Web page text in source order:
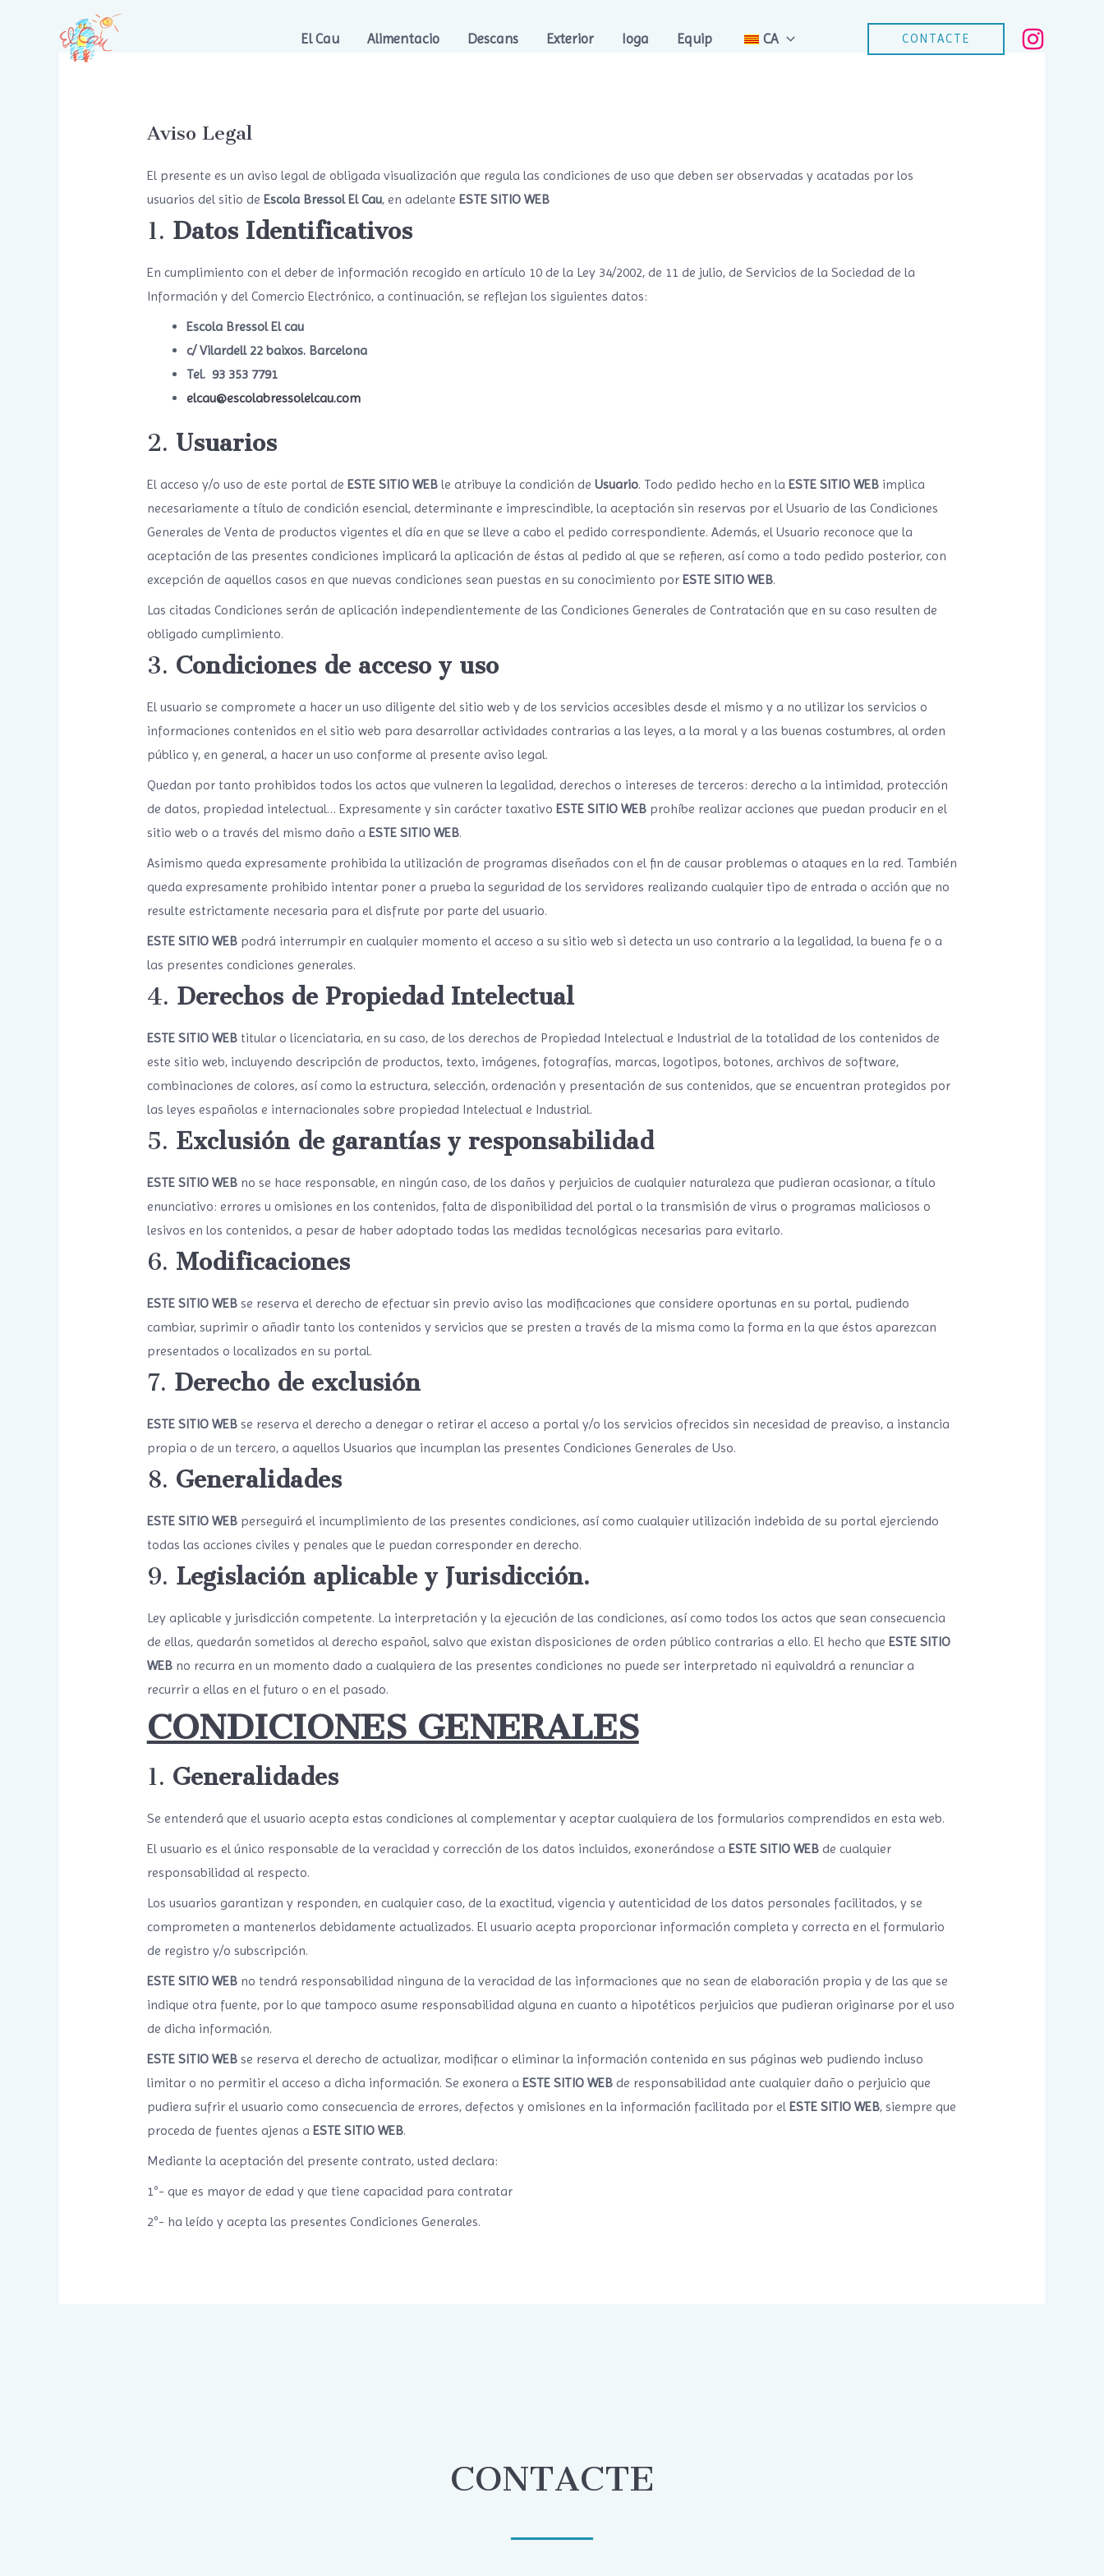
El Cau Alimentacio Descans Exterior Ioga Equip CA CONTACTE
Aviso Legal
El presente es un aviso legal de obligada visualización que regula las condiciones de uso que deben ser observadas y acatadas por los
usuarios del sitio de Escola Bressol El Cau, en adelante ESTE SITIO WEB
1. Datos Identificativos
En cumplimiento con el deber de información recogido en artículo 10 de la Ley 34/2002, de 11 de julio, de Servicios de la Sociedad de la
Información y del Comercio Electrónico, a continuación, se reflejan los siguientes datos:
Escola Bressol El cau
c/ Vilardell 22 baixos. Barcelona
Tel. 93 353 7791
elcau@escolabressolelcau.com
2. Usuarios
El acceso y/o uso de este portal de ESTE SITIO WEBle atribuye la condición de Usuario. Todo pedido hecho en la ESTE SITIO WEBimplica
necesariamente a título de condición esencial, determinante e imprescindible, la aceptación sin reservas por el Usuario de las Condiciones
Generales de Venta de productos vigentes el día en que se lleve a cabo el pedido correspondiente. Además, el Usuario reconoce que la
aceptación de las presentes condiciones implicará la aplicación de éstas al pedido al que se refieren, así como a todo pedido posterior, con
excepción de aquellos casos en que nuevas condiciones sean puestas en su conocimiento por ESTE SITIO WEB.
Las citadas Condiciones serán de aplicación independientemente de las Condiciones Generales de Contratación que en su caso resulten de
obligado cumplimiento.
3. Condiciones de acceso y uso
El usuario se compromete a hacer un uso diligente del sitio web y de los servicios accesibles desde el mismo y a no utilizar los servicios o
informaciones contenidos en el sitio web para desarrollar actividades contrarias a las leyes, a la moral y a las buenas costumbres, al orden
público y, en general, a hacer un uso conforme al presente aviso legal.
Quedan por tanto prohibidos todos los actos que vulneren la legalidad, derechos o intereses de terceros: derecho a la intimidad, protección
de datos, propiedad intelectual… Expresamente y sin carácter taxativo ESTE SITIO WEBprohíbe realizar acciones que puedan producir en el
sitio web o a través del mismo daño a ESTE SITIO WEB.
Asimismo queda expresamente prohibida la utilización de programas diseñados con el fin de causar problemas o ataques en la red. También
queda expresamente prohibido intentar poner a prueba la seguridad de los servidores realizando cualquier tipo de entrada o acción que no
resulte estrictamente necesaria para el disfrute por parte del usuario.
ESTE SITIO WEBpodrá interrumpir en cualquier momento el acceso a su sitio web si detecta un uso contrario a la legalidad, la buena fe o a
las presentes condiciones generales.
4. Derechos de Propiedad Intelectual
ESTE SITIO WEBtitular o licenciataria, en su caso, de los derechos de Propiedad Intelectual e Industrial de la totalidad de los contenidos de
este sitio web, incluyendo descripción de productos, texto, imágenes, fotografías, marcas, logotipos, botones, archivos de software,
combinaciones de colores, así como la estructura, selección, ordenación y presentación de sus contenidos, que se encuentran protegidos por
las leyes españolas e internacionales sobre propiedad Intelectual e Industrial.
5. Exclusión de garantías y responsabilidad
ESTE SITIO WEBno se hace responsable, en ningún caso, de los daños y perjuicios de cualquier naturaleza que pudieran ocasionar, a título
enunciativo: errores u omisiones en los contenidos, falta de disponibilidad del portal o la transmisión de virus o programas maliciosos o
lesivos en los contenidos, a pesar de haber adoptado todas las medidas tecnológicas necesarias para evitarlo.
6. Modificaciones
ESTE SITIO WEBse reserva el derecho de efectuar sin previo aviso las modificaciones que considere oportunas en su portal, pudiendo
cambiar, suprimir o añadir tanto los contenidos y servicios que se presten a través de la misma como la forma en la que éstos aparezcan
presentados o localizados en su portal.
7. Derecho de exclusión
ESTE SITIO WEBse reserva el derecho a denegar o retirar el acceso a portal y/o los servicios ofrecidos sin necesidad de preaviso, a instancia
propia o de un tercero, a aquellos Usuarios que incumplan las presentes Condiciones Generales de Uso.
8. Generalidades
ESTE SITIO WEBperseguirá el incumplimiento de las presentes condiciones, así como cualquier utilización indebida de su portal ejerciendo
todas las acciones civiles y penales que le puedan corresponder en derecho.
9. Legislación aplicable y Jurisdicción.
Ley aplicable y jurisdicción competente. La interpretación y la ejecución de las condiciones, así como todos los actos que sean consecuencia
de ellas, quedarán sometidos al derecho español, salvo que existan disposiciones de orden público contrarias a ello. El hecho que ESTE SITIO
WEBno recurra en un momento dado a cualquiera de las presentes condiciones no puede ser interpretado ni equivaldrá a renunciar a
recurrir a ellas en el futuro o en el pasado.
CONDICIONES GENERALES
1. Generalidades
Se entenderá que el usuario acepta estas condiciones al complementar y aceptar cualquiera de los formularios comprendidos en esta web.
El usuario es el único responsable de la veracidad y corrección de los datos incluidos, exonerándose a ESTE SITIO WEBde cualquier
responsabilidad al respecto.
Los usuarios garantizan y responden, en cualquier caso, de la exactitud, vigencia y autenticidad de los datos personales facilitados, y se
comprometen a mantenerlos debidamente actualizados. El usuario acepta proporcionar información completa y correcta en el formulario
de registro y/o subscripción.
ESTE SITIO WEBno tendrá responsabilidad ninguna de la veracidad de las informaciones que no sean de elaboración propia y de las que se
indique otra fuente, por lo que tampoco asume responsabilidad alguna en cuanto a hipotéticos perjuicios que pudieran originarse por el uso
de dicha información.
ESTE SITIO WEBse reserva el derecho de actualizar, modificar o eliminar la información contenida en sus páginas web pudiendo incluso
limitar o no permitir el acceso a dicha información. Se exonera a ESTE SITIO WEBde responsabilidad ante cualquier daño o perjuicio que
pudiera sufrir el usuario como consecuencia de errores, defectos y omisiones en la información facilitada por el ESTE SITIO WEB, siempre que
proceda de fuentes ajenas a ESTE SITIO WEB.
Mediante la aceptación del presente contrato, usted declara:
1º- que es mayor de edad y que tiene capacidad para contratar
2º- ha leído y acepta las presentes Condiciones Generales.
CONTACTE